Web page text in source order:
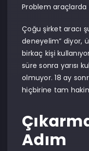
Problem
Çoğu şirket aracı
deneyelim” diyor,
birkaç kişi
süre sonra yarısı
olmuyor. 18 ay
hiçbirine tam
Adım